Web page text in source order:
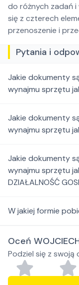
do różnych zadań i
się z czterech
przenoszenie i
Pytania i
Jakie dokumenty
wynajmu sprzętu
Jakie dokumenty
wynajmu sprzętu
Jakie dokumenty
wynajmu sprzętu
DZIAŁALNOŚĆ
W jakiej formie
Oceń
Podziel się z swoją